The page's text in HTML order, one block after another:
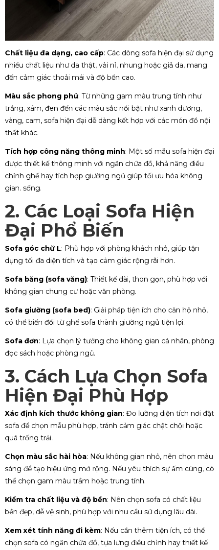
Chất liệu đa dạng, cao cấp: Các dòng sofa hiện đại sử dụng
nhiều chất liệu như da thật, vải nỉ, nhung hoặc giả da, mang
đến cảm giác thoải mái và độ bền cao.
Màu sắc phong phú: Từ những gam màu trung tính như
trắng, xám, đen đến các màu sắc nổi bật như xanh dương,
vàng, cam, sofa hiện đại dễ dàng kết hợp với các món đồ nội
thất khác.
Tích hợp công năng thông minh: Một số mẫu sofa hiện đại
được thiết kế thông minh với ngăn chứa đồ, khả năng điều
chỉnh ghế hay tích hợp giường ngủ giúp tối ưu hóa không
gian. sống.
2. Các Loại Sofa Hiện
Đại Phổ Biến
Sofa góc chữ L: Phù hợp với phòng khách nhỏ, giúp tận
dụng tối đa diện tích và tạo cảm giác rộng rãi hơn.
Sofa băng (sofa văng): Thiết kế dài, thon gọn, phù hợp với
không gian chung cư hoặc văn phòng.
Sofa giường (sofa bed): Giải pháp tiện ích cho căn hộ nhỏ,
có thể biến đổi từ ghế sofa thành giường ngủ tiện lợi.
Sofa đơn: Lựa chọn lý tưởng cho không gian cá nhân, phòng
đọc sách hoặc phòng ngủ.
3. Cách Lựa Chọn Sofa
Hiện Đại Phù Hợp
Xác định kích thước không gian: Đo lường diện tích nơi đặt
sofa để chọn mẫu phù hợp, tránh cảm giác chật chội hoặc
quá trống trải.
Chọn màu sắc hài hòa: Nếu không gian nhỏ, nên chọn màu
sáng để tạo hiệu ứng mở rộng. Nếu yêu thích sự ấm cúng, có
thể chọn gam màu trầm hoặc trung tính.
Kiểm tra chất liệu và độ bền: Nên chọn sofa có chất liệu
bền đẹp, dễ vệ sinh, phù hợp với nhu cầu sử dụng lâu dài.
Xem xét tính năng đi kèm: Nếu cần thêm tiện ích, có thể
chọn sofa có ngăn chứa đồ, tựa lưng điều chỉnh hay thiết kế